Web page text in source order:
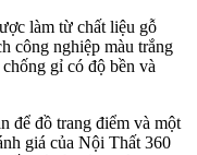
làm từ chất liệu gỗ
công nghiệp màu trắng
gỉ có độ bền và
để đồ trang điểm và một
giá của Nội Thất 360